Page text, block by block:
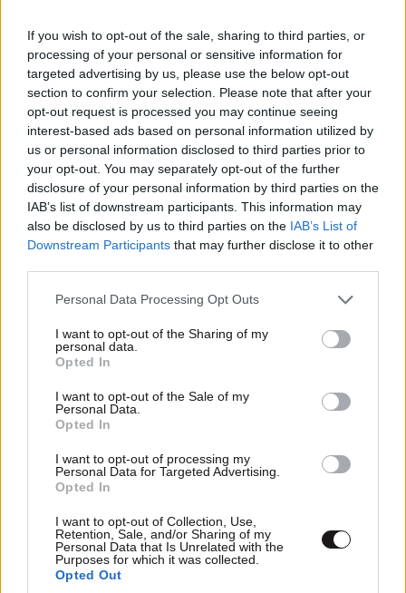
If you wish to opt-out of the sale, sharing to third parties, or
processing of your personal or sensitive information for
targeted advertising by us, please use the below opt-out
section to confirm your selection. Please note that after your
opt-out request is processed you may continue seeing
interest-based ads based on personal information utilized by
us or personal information disclosed to third parties prior to
your opt-out. You may separately opt-out of the further
disclosure of your personal information by third parties on the
IAB’s list of downstream participants. This information may
also be disclosed by us to third parties on the IAB’s List of
Downstream Participants that may further disclose it to other
Please note that this website/app uses one or more Google
not limited to your visit or usage behaviour. You may click to
grant or deny consent to Google and its third-party tags to
use your data for below specified purposes in below Google
consent section.
Personal Data Processing Opt Outs
I want to opt-out of the Sharing of my
personal data.
Opted In
I want to opt-out of the Sale of my
Personal Data.
Opted In
I want to opt-out of processing my
Personal Data for Targeted Advertising.
Opted In
I want to opt-out of Collection, Use,
Retention, Sale, and/or Sharing of my
Personal Data that Is Unrelated with the
Purposes for which it was collected.
Opted Out
Εριέττα Κούρκουλου – Τα 33α γενέθλια και τα
φιλιά με τον Βύρωνα Βασιλειάδη: «Καμία στιγμή
ευτυχίας δεδομένη»